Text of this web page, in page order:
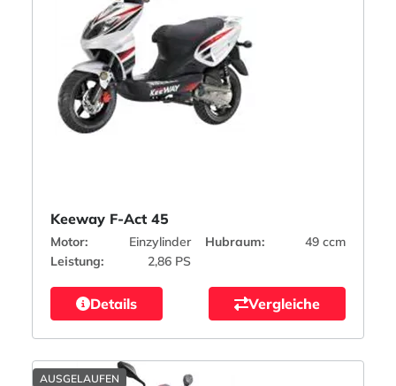
Keeway F-Act 45
Motor: Einzylinder Hubraum:
49 ccm
Leistung:
2,86 PS
Details Vergleiche
AUSGELAUFEN